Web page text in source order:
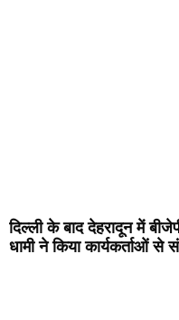
दिल्ली के बाद देहरादून में
धामी ने किया कार्यकर्ताओं से